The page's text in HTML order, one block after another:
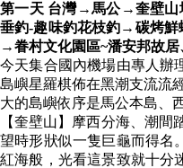
第一天 台灣→馬公→奎壁山
垂釣-趣味釣花枝釣→碳烤
→眷村文化園區~潘安邦故
今天集合國內機場由專人辦
島嶼星羅棋佈在黑潮支流流
大的島嶼依序是馬公本島、
【奎壁山】摩西分海、潮
望時形狀似一隻巨龜而得名
紅海般，光看這景致就十分